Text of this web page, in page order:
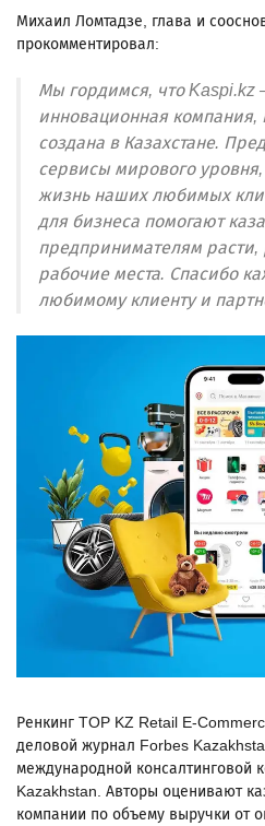
Михаил Ломтадзе, глава и
прокомментировал:
Мы гордимся, что Kaspi.kz
инновационная компания,
создана в Казахстане.
сервисы мирового
жизнь наших любимых
для бизнеса помогают
предпринимателям расти,
рабочие места. Спасибо
любимому клиенту и
Ренкинг TOP KZ Retail E-
деловой журнал Forbes
международной консалтинговой
Kazakhstan. Авторы оценивают
компании по объему выручки от